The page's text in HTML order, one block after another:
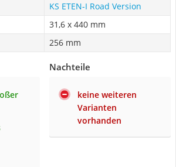
KS ETEN-I Road Version
31,6 x 440 mm
256 mm
Nachteile
keine weiteren
Varianten
vorhanden